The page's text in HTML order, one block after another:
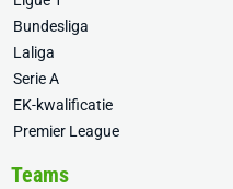
Bundesliga
Laliga
Serie A
EK-kwalificatie
Premier League
Teams